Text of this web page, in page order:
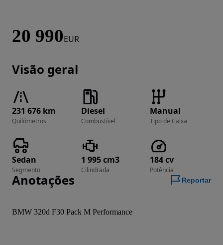
20 990EUR
Visão geral
231 676 km
Quilómetros
Diesel
Combustível
Manual
Tipo de Caixa
Sedan
Segmento
1 995 cm3
Cilindrada
184 cv
Potência
Anotações Reportar
BMW 320d F30 Pack M Performance